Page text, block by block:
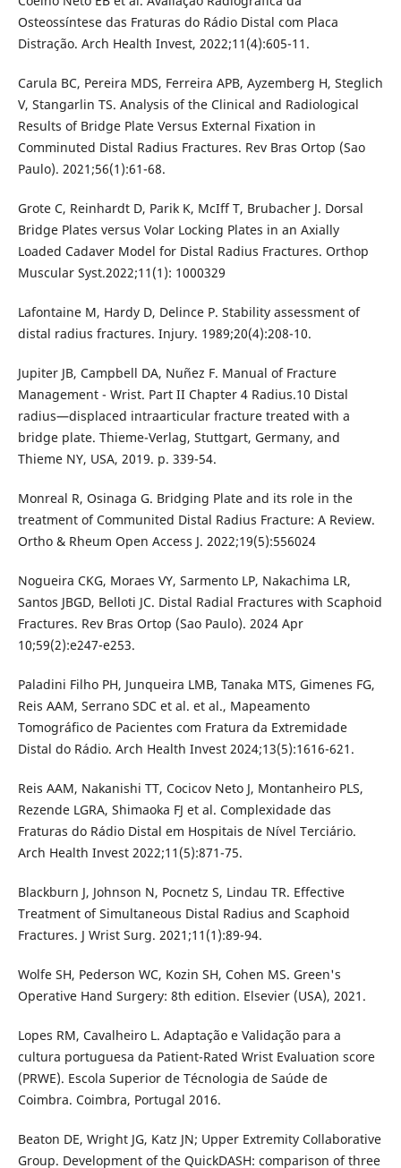
Osteossíntese das Fraturas do Rádio Distal com Placa
Distração. Arch Health Invest, 2022;11(4):605-11.
Carula BC, Pereira MDS, Ferreira APB, Ayzemberg H, Steglich
V, Stangarlin TS. Analysis of the Clinical and Radiological
Results of Bridge Plate Versus External Fixation in
Comminuted Distal Radius Fractures. Rev Bras Ortop (Sao
Paulo). 2021;56(1):61-68.
Grote C, Reinhardt D, Parik K, McIff T, Brubacher J. Dorsal
Bridge Plates versus Volar Locking Plates in an Axially
Loaded Cadaver Model for Distal Radius Fractures. Orthop
Muscular Syst.2022;11(1): 1000329
Lafontaine M, Hardy D, Delince P. Stability assessment of
distal radius fractures. Injury. 1989;20(4):208-10.
Jupiter JB, Campbell DA, Nuñez F. Manual of Fracture
Management - Wrist. Part II Chapter 4 Radius.10 Distal
radius—displaced intraarticular fracture treated with a
bridge plate. Thieme-Verlag, Stuttgart, Germany, and
Thieme NY, USA, 2019. p. 339-54.
Monreal R, Osinaga G. Bridging Plate and its role in the
treatment of Communited Distal Radius Fracture: A Review.
Ortho & Rheum Open Access J. 2022;19(5):556024
Nogueira CKG, Moraes VY, Sarmento LP, Nakachima LR,
Santos JBGD, Belloti JC. Distal Radial Fractures with Scaphoid
Fractures. Rev Bras Ortop (Sao Paulo). 2024 Apr
10;59(2):e247-e253.
Paladini Filho PH, Junqueira LMB, Tanaka MTS, Gimenes FG,
Reis AAM, Serrano SDC et al. et al., Mapeamento
Tomográfico de Pacientes com Fratura da Extremidade
Distal do Rádio. Arch Health Invest 2024;13(5):1616-621.
Reis AAM, Nakanishi TT, Cocicov Neto J, Montanheiro PLS,
Rezende LGRA, Shimaoka FJ et al. Complexidade das
Fraturas do Rádio Distal em Hospitais de Nível Terciário.
Arch Health Invest 2022;11(5):871-75.
Blackburn J, Johnson N, Pocnetz S, Lindau TR. Effective
Treatment of Simultaneous Distal Radius and Scaphoid
Fractures. J Wrist Surg. 2021;11(1):89-94.
Wolfe SH, Pederson WC, Kozin SH, Cohen MS. Green's
Operative Hand Surgery: 8th edition. Elsevier (USA), 2021.
Lopes RM, Cavalheiro L. Adaptação e Validação para a
cultura portuguesa da Patient-Rated Wrist Evaluation score
(PRWE). Escola Superior de Técnologia de Saúde de
Coimbra. Coimbra, Portugal 2016.
Beaton DE, Wright JG, Katz JN; Upper Extremity Collaborative
Group. Development of the QuickDASH: comparison of three